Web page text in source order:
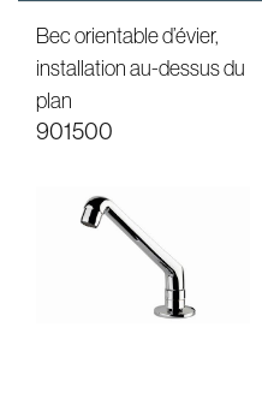
Bec orientable d’évier,
installation au-dessus du
plan
901500